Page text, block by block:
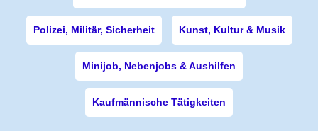
Polizei, Militär, Sicherheit Kunst, Kultur & Musik
Minijob, Nebenjobs & Aushilfen
Kaufmännische Tätigkeiten